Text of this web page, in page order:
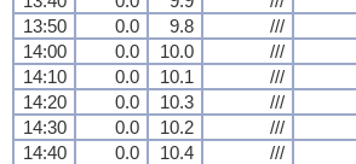
13:50
0.0 9.8 ///
14:00
0.0 10.0 ///
14:10
0.0 10.1 ///
14:20
0.0 10.3 ///
14:30
0.0 10.2 ///
14:40
0.0 10.4 ///